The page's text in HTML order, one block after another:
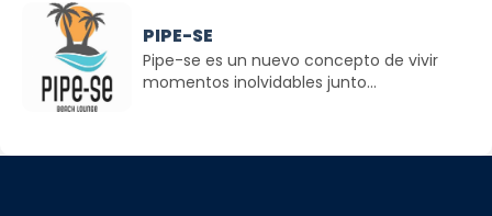
PIPE-SE
Pipe-se es un nuevo concepto de vivir
momentos inolvidables junto...